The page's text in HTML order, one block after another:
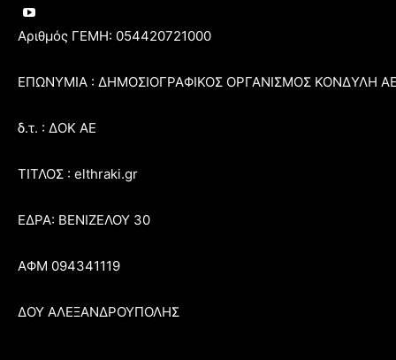
Αριθμός ΓΕΜΗ: 054420721000
ΕΠΩΝΥΜΙΑ : ΔΗΜΟΣΙΟΓΡΑΦΙΚΟΣ ΟΡΓΑΝΙΣΜΟΣ ΚΟΝΔΥΛΗ
δ.τ. : ΔΟΚ ΑΕ
ΤΙΤΛΟΣ : elthraki.gr
ΕΔΡΑ: ΒΕΝΙΖΕΛΟΥ 30
ΑΦΜ 094341119
ΔΟΥ ΑΛΕΞΑΝΔΡΟΥΠΟΛΗΣ